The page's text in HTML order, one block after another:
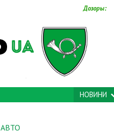
Дозоры:
НОВИНИ
АВТО